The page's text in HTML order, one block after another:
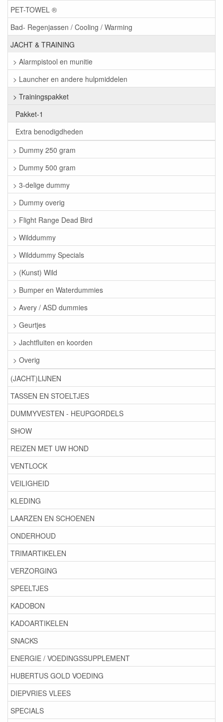
PET-TOWEL ®
Bad- Regenjassen / Cooling / Warming
JACHT & TRAINING
> Alarmpistool en munitie
> Launcher en andere hulpmiddelen
> Trainingspakket
Pakket-1
Extra benodigdheden
> Dummy 250 gram
> Dummy 500 gram
> 3-delige dummy
> Dummy overig
> Flight Range Dead Bird
> Wilddummy
> Wilddummy Specials
> (Kunst) Wild
> Bumper en Waterdummies
> Avery / ASD dummies
> Geurtjes
> Jachtfluiten en koorden
> Overig
(JACHT)LIJNEN
TASSEN EN STOELTJES
DUMMYVESTEN - HEUPGORDELS
SHOW
REIZEN MET UW HOND
VENTLOCK
VEILIGHEID
KLEDING
LAARZEN EN SCHOENEN
ONDERHOUD
TRIMARTIKELEN
VERZORGING
SPEELTJES
KADOBON
KADOARTIKELEN
SNACKS
ENERGIE / VOEDINGSSUPPLEMENT
HUBERTUS GOLD VOEDING
DIEPVRIES VLEES
SPECIALS